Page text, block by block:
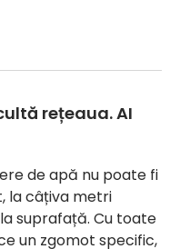
rețeaua. AI
de apă nu poate fi
la câțiva metri
suprafață. Cu toate
un zgomot specific,